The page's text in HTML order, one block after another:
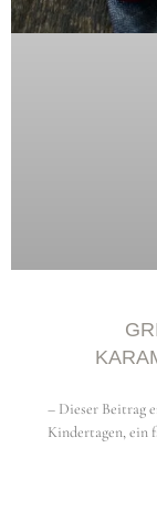
– Dieser Beitrag
Kindertagen, ein